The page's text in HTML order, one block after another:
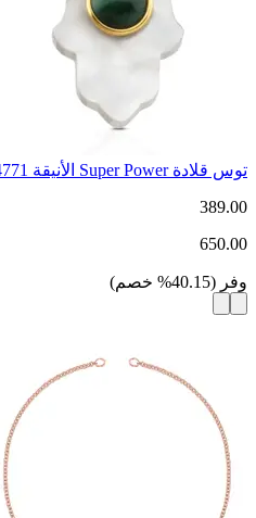
توس قلادة Super Power الأنيقة 1214771
389.00
650.00
وفر (
40.15
% خصم)